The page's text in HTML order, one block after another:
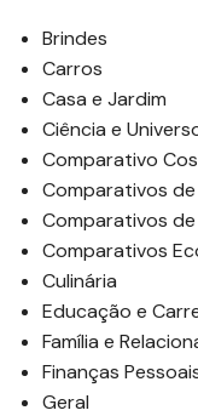
Brindes
Carros
Casa e Jardim
Ciência e
Comparativo
Comparativos de
Comparativos de
Comparativos
Culinária
Educação e
Família e
Finanças
Geral